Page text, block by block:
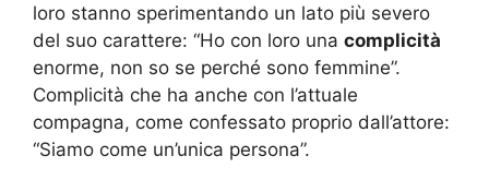
loro stanno sperimentando un lato più severo
del suo carattere: “Ho con loro una complicità
enorme, non so se perché sono femmine”.
Complicità che ha anche con l’attuale
compagna, come confessato proprio dall’attore:
“Siamo come un’unica persona”.